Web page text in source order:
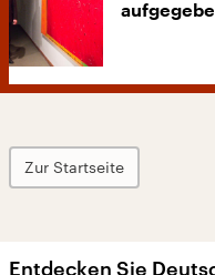
Zur Startseite
Entdecken Sie